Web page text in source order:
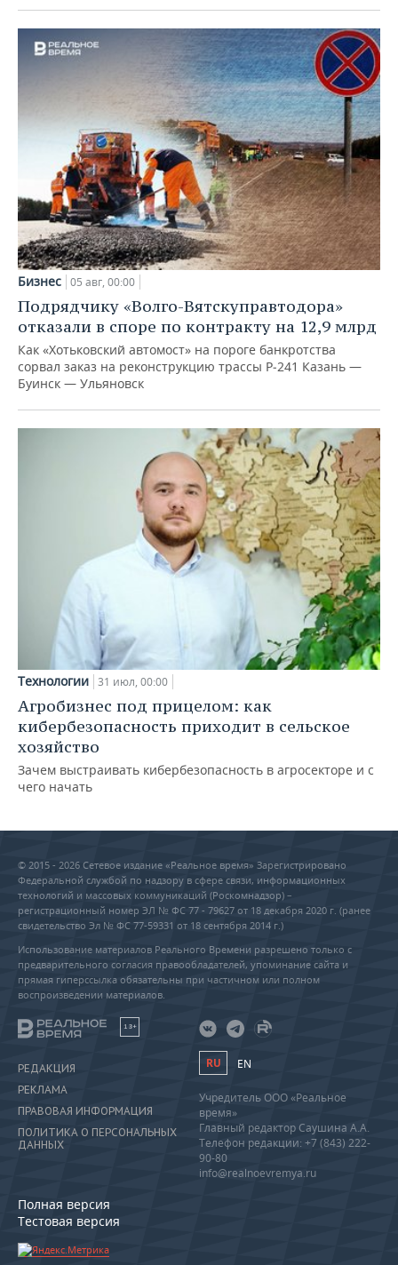
Бизнес 05 авг, 00:00
Подрядчику «Волго-Вятскуправтодора»
отказали в споре по контракту на 12,9 млрд
Как «Хотьковский автомост» на пороге банкротства
сорвал заказ на реконструкцию трассы Р‑241 Казань —
Буинск — Ульяновск
Технологии 31 июл, 00:00
Агробизнес под прицелом: как
кибербезопасность приходит в сельское
хозяйство
Зачем выстраивать кибербезопасность в агросекторе и с
чего начать
© 2015 - 2026 Сетевое издание «Реальное время» Зарегистрировано
Федеральной службой по надзору в сфере связи, информационных
технологий и массовых коммуникаций (Роскомнадзор) –
регистрационный номер ЭЛ № ФС 77 - 79627 от 18 декабря 2020 г. (ранее
свидетельство Эл № ФС 77-59331 от 18 сентября 2014 г.)
Использование материалов Реального Времени разрешено только с
предварительного согласия правообладателей, упоминание сайта и
прямая гиперссылка обязательны при частичном или полном
воспроизведении материалов.
18+
РЕДАКЦИЯ
РЕКЛАМА
ПРАВОВАЯ ИНФОРМАЦИЯ
ПОЛИТИКА О ПЕРСОНАЛЬНЫХ
ДАННЫХ
Полная версия
Тестовая версия
RU EN
Учредитель ООО «Реальное
время»
Главный редактор Саушина А.А.
Телефон редакции: +7 (843) 222-
90-80
info@realnoevremya.ru